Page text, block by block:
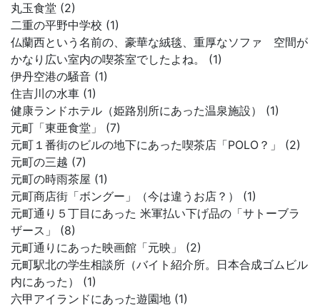
丸玉食堂 (2)
二重の平野中学校 (1)
仏蘭西という名前の、豪華な絨毯、重厚なソファ 空間が
かなり広い室内の喫茶室でしたよね。 (1)
伊丹空港の騒音 (1)
住吉川の水車 (1)
健康ランドホテル（姫路別所にあった温泉施設） (1)
元町「東亜食堂」 (7)
元町１番街のビルの地下にあった喫茶店「POLO？」 (2)
元町の三越 (7)
元町の時雨茶屋 (1)
元町商店街「ボングー」（今は違うお店？） (1)
元町通り５丁目にあった 米軍払い下げ品の「サトーブラ
ザース」 (8)
元町通りにあった映画館「元映」 (2)
元町駅北の学生相談所（バイト紹介所。日本合成ゴムビル
内にあった） (1)
六甲アイランドにあった遊園地 (1)